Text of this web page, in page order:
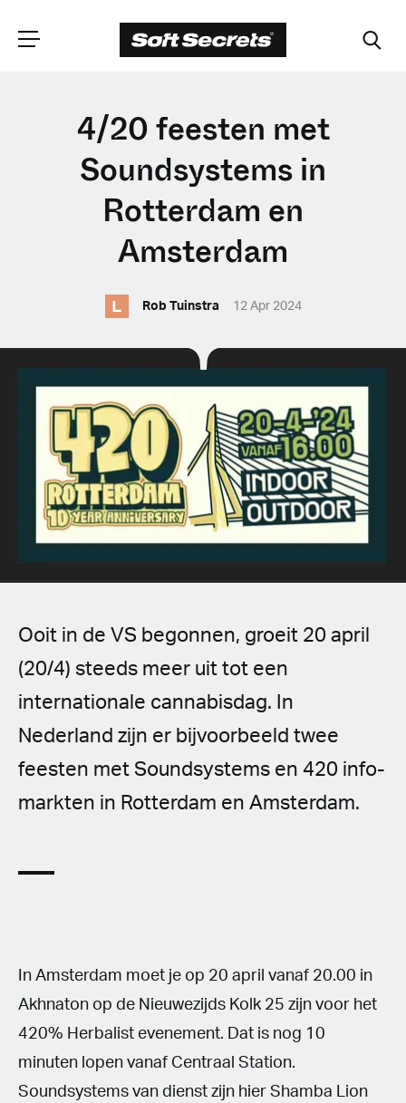
CHOOSE YOUR
LANGUAGE
English (United States)
Spanish (Spain)
Spanish (Latin America)
German
French
Polish
4/20 feesten met
Soundsystems in
Rotterdam en
Amsterdam
L Rob Tuinstra 12 Apr 2024
Ooit in de VS begonnen, groeit 20 april
(20/4) steeds meer uit tot een
internationale cannabisdag. In
Nederland zijn er bijvoorbeeld twee
feesten met Soundsystems en 420 info-
markten in Rotterdam en Amsterdam.
In Amsterdam moet je op 20 april vanaf 20.00 in
Akhnaton op de Nieuwezijds Kolk 25 zijn voor het
420% Herbalist evenement. Dat is nog 10
minuten lopen vanaf Centraal Station.
Soundsystems van dienst zijn hier Shamba Lion